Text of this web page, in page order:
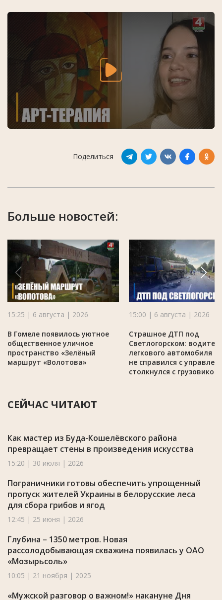
Поделиться
Больше новостей:
15:25 | 6 августа | 2026
В Гомеле появилось уютное
общественное уличное
пространство «Зелёный
маршрут «Волотова»
15:00 | 6 августа | 2026
Страшное ДТП под
Светлогорском:
легкового автомобиля
не справился с
столкнулся с
СЕЙЧАС ЧИТАЮТ
Как мастер из Буда-Кошелёвского района
превращает стены в произведения искусства
15:20 | 30 июля | 2026
Пограничники готовы обеспечить упрощенный
пропуск жителей Украины в белорусские леса
для сбора грибов и ягод
12:45 | 25 июня | 2026
Глубина – 1350 метров. Новая
рассолодобывающая скважина появилась у ОАО
«Мозырьсоль»
10:05 | 21 ноября | 2025
«Мужской разговор о важном!» накануне Дня